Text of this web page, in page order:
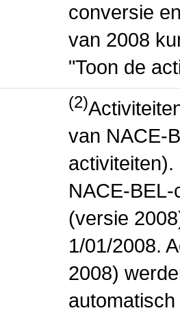
conversie
van 2008
"Toon de
(2)
van NACE-
NACE-
(versie
1/01/2008.
2008)